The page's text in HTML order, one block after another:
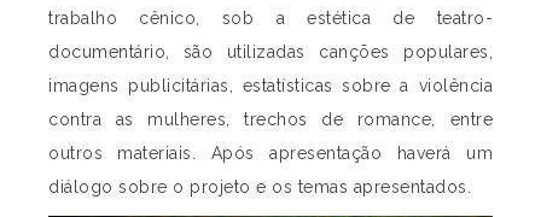
trabalho cênico, sob a estética de teatro-
documentário, são utilizadas canções populares,
imagens publicitárias, estatísticas sobre a violência
contra as mulheres, trechos de romance, entre
outros materiais. Após apresentação haverá um
diálogo sobre o projeto e os temas apresentados.